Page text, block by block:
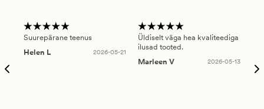
Suurepärane teenus
Helen L
2026-05-21
Üldiselt väga hea kvaliteediga
ilusad tooted.
Marleen V
2026-05-13